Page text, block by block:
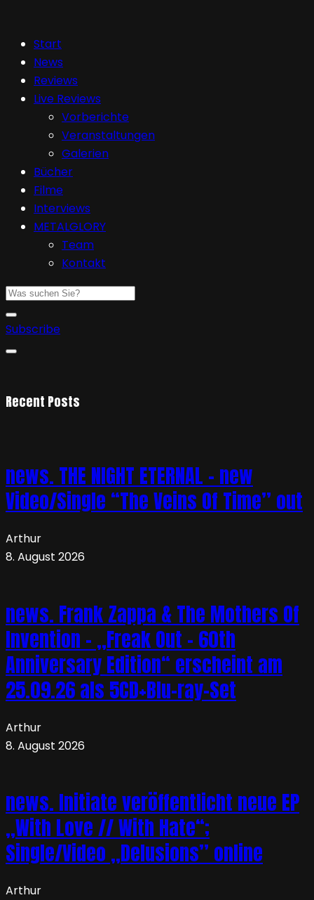
Start
News
Reviews
Live Reviews
Vorberichte
Veranstaltungen
Galerien
Bücher
Filme
Interviews
METALGLORY
Team
Kontakt
Subscribe
Recent Posts
news. THE NIGHT ETERNAL – new
Video/Single “The Veins Of Time” out
Arthur
8. August 2026
news. Frank Zappa & The Mothers Of
Invention – „Freak Out – 60th
Anniversary Edition“ erscheint am
25.09.26 als 5CD+Blu-ray-Set
Arthur
8. August 2026
news. Initiate veröffentlicht neue EP
„With Love // With Hate“;
Single/Video „Delusions” online
Arthur